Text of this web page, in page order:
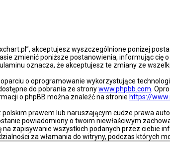
akceptujesz wyszczególnione poniżej
zmienić poniższe postanowienia, informując cię
oznacza, że akceptujesz te zmiany ze
oparciu o oprogramowanie wykorzystujące
do pobrania ze stronywww.phpbb.com .
o phpBB można znaleźć na stronie https://
prawem lub naruszającym cudze prawa
powiadomiony o twoim niewłaściwym
zapisywanie wszystkich podanych przez ciebie
za włamania do witryny, podczas których